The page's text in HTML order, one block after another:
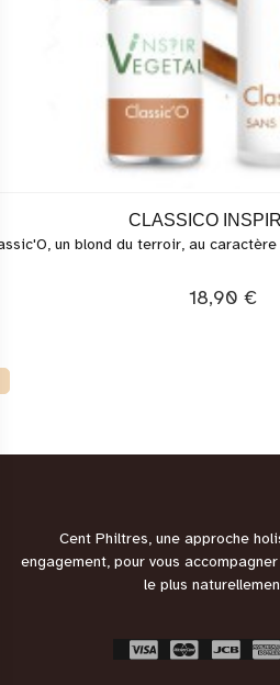
CLASSICO
un blond du terroir, au caractère
18,90 €
Cent Philtres, une approche
engagement, pour vous
le plus